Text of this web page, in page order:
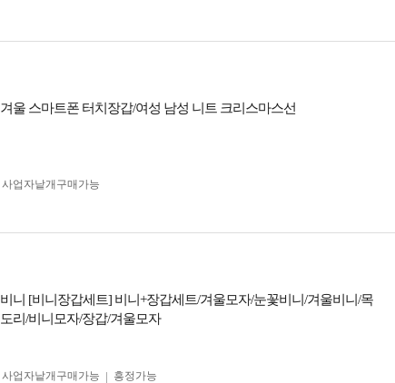
겨울 스마트폰 터치장갑/여성 남성 니트 크리스마스선
사업자 낱개구매가능
비니 [비니장갑세트] 비니+장갑세트/겨울모자/눈꽃비니/겨울비니/목
도리/비니모자/장갑/겨울모자
사업자 낱개구매가능 흥정가능